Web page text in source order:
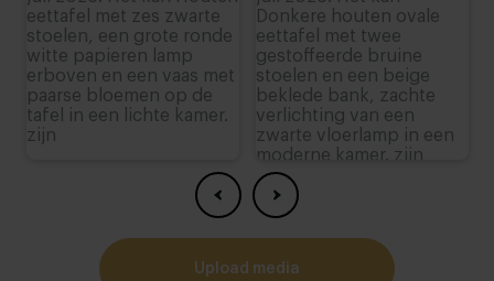
upload media